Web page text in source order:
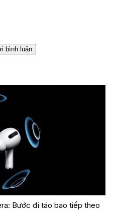
bình luận
Bước đi táo bạo tiếp theo